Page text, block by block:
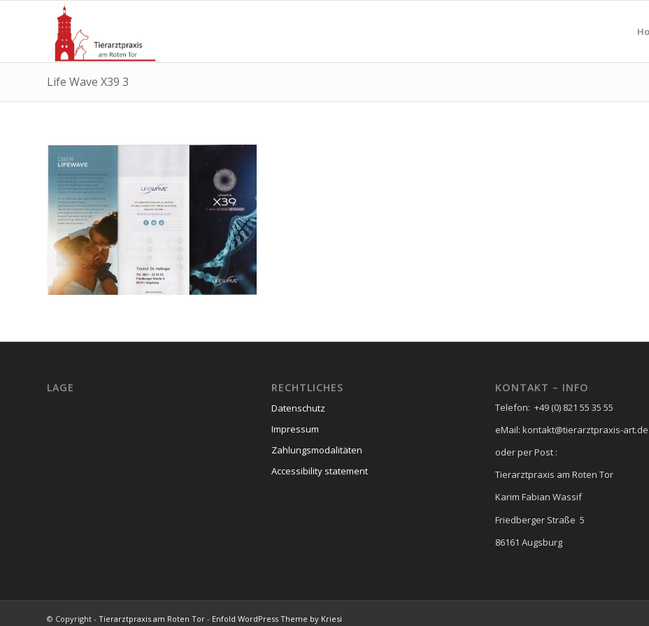
Life Wave X39 3
LAGE RECHTLICHES
Datenschutz
Impressum
Zahlungsmodalitäten
Accessibility statement
KONTAKT – INFO
Telefon: +49 (0) 821 55 35 55
eMail: kontakt@tierarztpraxis-art.de
oder per Post :
Tierarztpraxis am Roten Tor
Karim Fabian Wassif
Friedberger Straße 5
86161 Augsburg
© Copyright - Tierarztpraxis am Roten Tor - Enfold WordPress Theme by Kriesi